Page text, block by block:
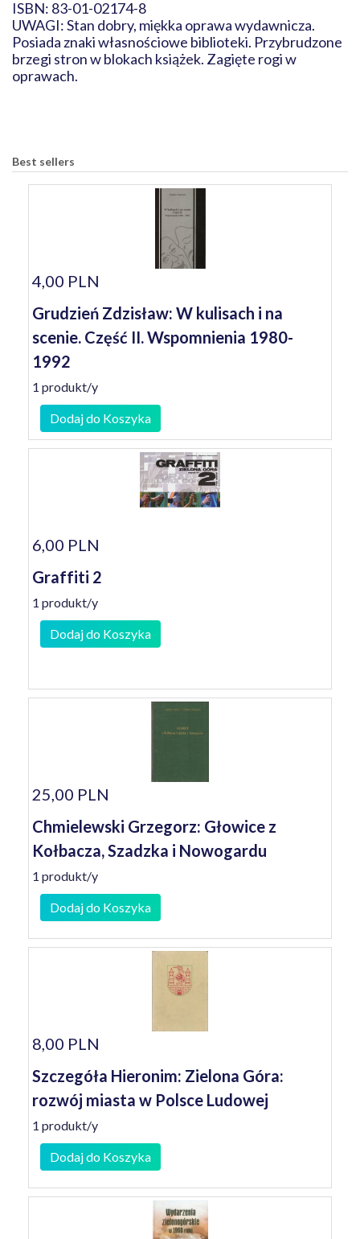
ISBN: 83-01-02174-8
UWAGI: Stan dobry, miękka oprawa wydawnicza.
Posiada znaki własnościowe biblioteki. Przybrudzone
brzegi stron w blokach książek. Zagięte rogi w
oprawach.
Best sellers
4,00 PLN
Grudzień Zdzisław: W kulisach i na
scenie. Część II. Wspomnienia 1980-
1992
1 produkt/y
Dodaj do Koszyka
6,00 PLN
Graffiti 2
1 produkt/y
Dodaj do Koszyka
25,00 PLN
Chmielewski Grzegorz: Głowice z
Kołbacza, Szadzka i Nowogardu
1 produkt/y
Dodaj do Koszyka
8,00 PLN
Szczegóła Hieronim: Zielona Góra:
rozwój miasta w Polsce Ludowej
1 produkt/y
Dodaj do Koszyka